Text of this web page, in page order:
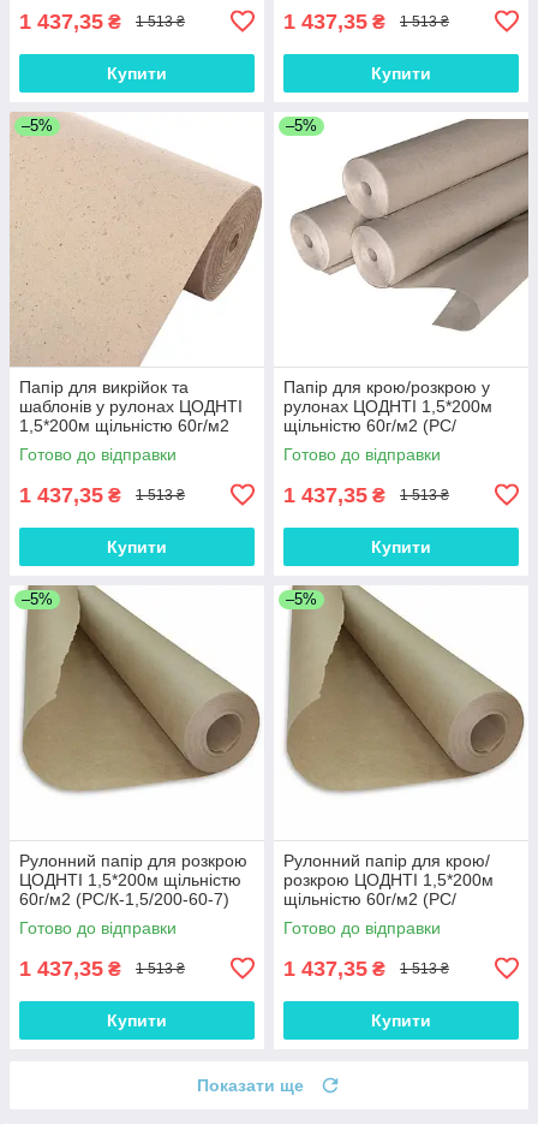
1 437,35 ₴ 1 513 ₴
Купити
1 437,35 ₴ 1 513 ₴
Купити
–5%
Папір для викрійок та
шаблонів у рулонах ЦОДНТІ
1,5*200м щільністю 60г/м2
(PС/К-1,5/200-60-5)
Готово до відправки
1 437,35 ₴ 1 513 ₴
Купити
–5%
Папір для крою/розкрою у
рулонах ЦОДНТІ 1,5*200м
щільністю 60г/м2 (PС/
К-1,5/200-60-6)
Готово до відправки
1 437,35 ₴ 1 513 ₴
Купити
–5%
Рулонний папір для розкрою
ЦОДНТІ 1,5*200м щільністю
60г/м2 (PС/К-1,5/200-60-7)
Готово до відправки
1 437,35 ₴ 1 513 ₴
Купити
–5%
Рулонний папір для крою/
розкрою ЦОДНТІ 1,5*200м
щільністю 60г/м2 (PС/
К-1,5/200-60-8)
Готово до відправки
1 437,35 ₴ 1 513 ₴
Купити
Показати ще